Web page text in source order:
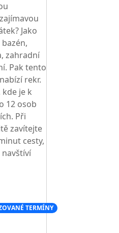
Jako
zahradní
Pak tento
rekr.
je k
12 osob
Při
zavítejte
cesty,
TERMÍNY